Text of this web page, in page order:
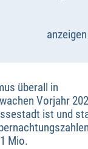
anzeigen
überall in
Vorjahr
ist und
Mio.